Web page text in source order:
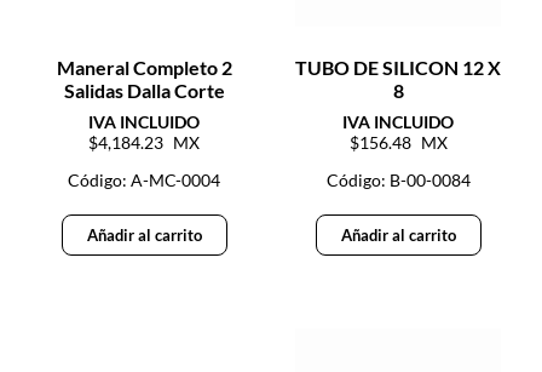
Maneral Completo 2
Salidas Dalla Corte
4,184.23
Código: A-MC-0004
Añadir al carrito
TUBO DE SILICON 12 X
8
156.48
Código: B-00-0084
Añadir al carrito